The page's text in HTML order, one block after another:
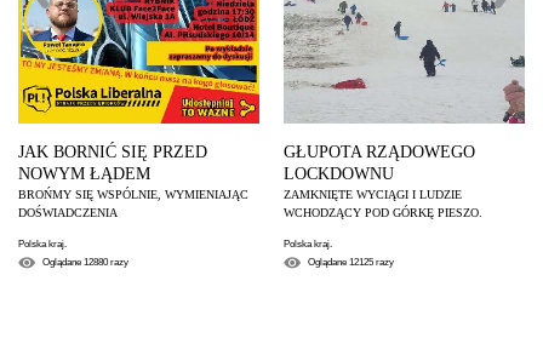
JAK BORNIĆ SIĘ PRZED
NOWYM ŁĄDEM
BROŃMY SIĘ WSPÓLNIE, WYMIENIAJĄC
DOŚWIADCZENIA
Polska kraj.
Oglądane 12880razy
GŁUPOTA RZĄDOWEGO
LOCKDOWNU
ZAMKNIĘTE WYCIĄGI I LUDZIE
WCHODZĄCY POD GÓRKĘ PIESZO.
Polska kraj.
Oglądane 12125 razy